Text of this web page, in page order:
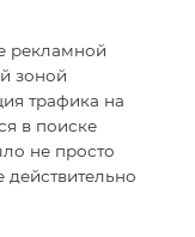
рекламной
зоной
трафика на
в поиске
не просто
действительно